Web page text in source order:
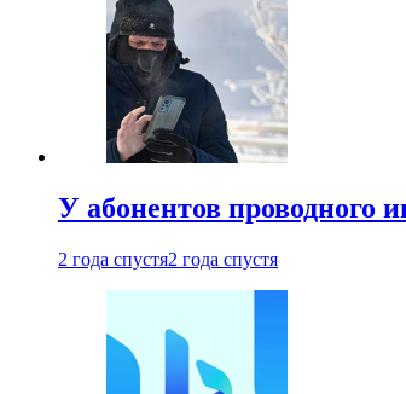
У абонентов проводного
2 года спустя2 года спустя